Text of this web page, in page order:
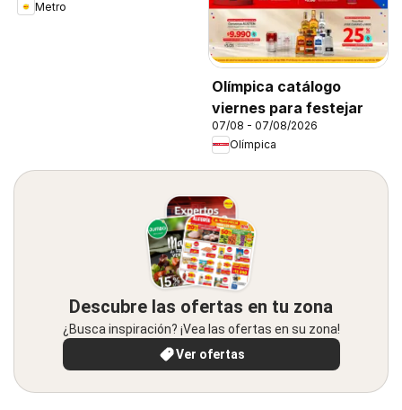
Metro
Olímpica catálogo
viernes para festejar
07/08 - 07/08/2026
Olímpica
Descubre las ofertas en tu zona
¿Busca inspiración? ¡Vea las ofertas en su zona!
Ver ofertas